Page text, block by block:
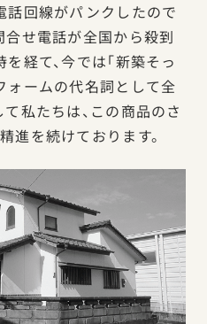
話回線がパンクしたので
合せ電話が全国から殺到
経て、今では「新築そっ
ォームの代名詞として全
私たちは、この商品のさ
進を続けております。